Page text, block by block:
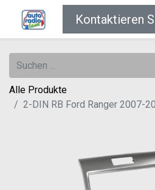
Kontaktieren
Alle Produkte
2-DIN RB Ford Ranger 2007-